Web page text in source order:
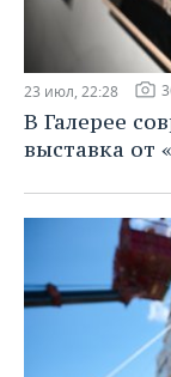
23 июл, 22:28
В Галерее
выставка от